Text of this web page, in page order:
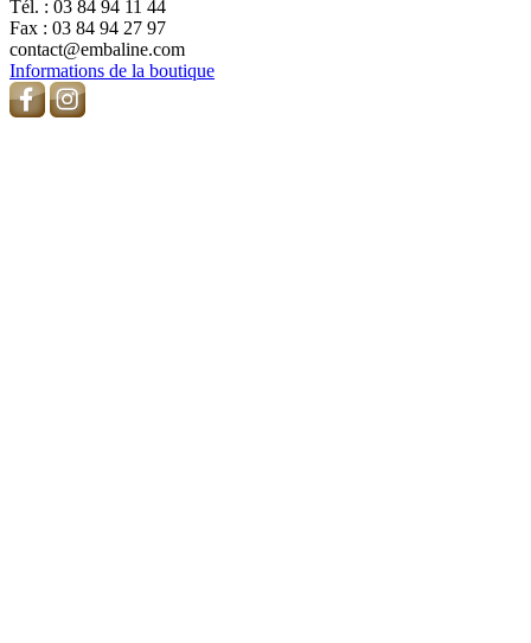
Tél. : 03 84 94 11 44
Fax : 03 84 94 27 97
contact@embaline.com
Informations de la boutique